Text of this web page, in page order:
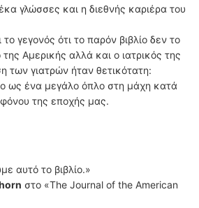
γλώσσες και η διεθνής καριέρα του
το γεγονός ότι το παρόν βιβλίο δεν το
Αμερικής αλλά και ο ιατρικός της
των γιατρών ήταν θετικότατη:
ως ένα μεγάλο όπλο στη μάχη κατά
της εποχής μας.
αυτό το βιβλίο.»
στο «The Journal of the American